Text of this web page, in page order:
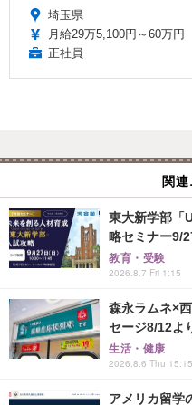
埼玉県
月給29万5,100円～60万円
正社員
関連
東大新学部
略セミナー9/
教育・受験
2026.8.7 Fri 1:15
森永ラムネ×
セージ8/12よ
生活・健康
2026.8.6 Thu 15:15
アメリカ留学